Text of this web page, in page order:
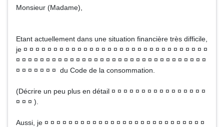
Monsieur (Madame),
Etant actuellement dans une situation financière très difficile,
je ¤ ¤ ¤ ¤ ¤ ¤ ¤ ¤ ¤ ¤ ¤ ¤ ¤ ¤ ¤ ¤ ¤ ¤ ¤ ¤ ¤ ¤ ¤ ¤ ¤ ¤ ¤ ¤ ¤ ¤ ¤
¤ ¤ ¤ ¤ ¤ ¤ ¤ ¤ ¤ ¤ ¤ ¤ ¤ ¤ ¤ ¤ ¤ ¤ ¤ ¤ ¤ ¤ ¤ ¤ ¤ ¤ ¤ ¤ ¤ ¤ ¤ ¤
¤ ¤ ¤ ¤ ¤ ¤ ¤ du Code de la consommation.
(Décrire un peu plus en détail ¤ ¤ ¤ ¤ ¤ ¤ ¤ ¤ ¤ ¤ ¤ ¤ ¤ ¤ ¤ ¤
¤ ¤ ¤ ).
Aussi, je ¤ ¤ ¤ ¤ ¤ ¤ ¤ ¤ ¤ ¤ ¤ ¤ ¤ ¤ ¤ ¤ ¤ ¤ ¤ ¤ ¤ ¤ ¤ ¤ ¤ ¤ ¤